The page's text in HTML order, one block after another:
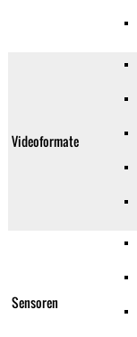
Videoformate
Sensoren